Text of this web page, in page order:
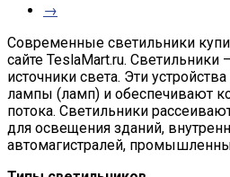
→
Современные светильники
сайте TeslaMart.ru. Светильники
источники света. Эти
лампы (ламп) и обеспечивают
потока. Светильники
для освещения зданий,
автомагистралей,